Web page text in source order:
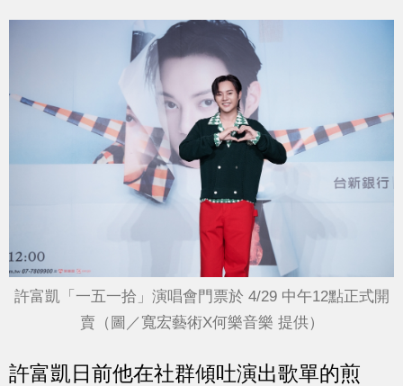
許富凱「一五一拾」演唱會門票於 4/29 中午12點正式開
賣（圖／寬宏藝術X何樂音樂 提供）
許富凱日前他在社群傾吐演出歌單的煎